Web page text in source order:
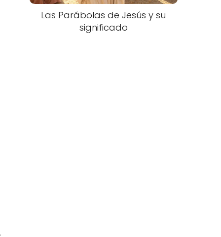
Las Parábolas de Jesús y su
significado